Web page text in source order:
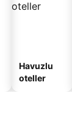
Havuzlu
oteller